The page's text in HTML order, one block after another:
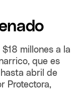
millones a la
que es
abril de
Protectora,